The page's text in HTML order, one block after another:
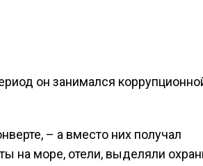
он занимался
– а вместо них получал
на море, отели, выделяли